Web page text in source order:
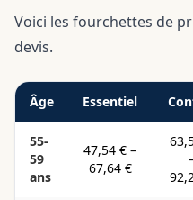
Voici les fourchettes de
devis.
Âge Essentiel
55-
59
ans
47,54 € –
67,64 €